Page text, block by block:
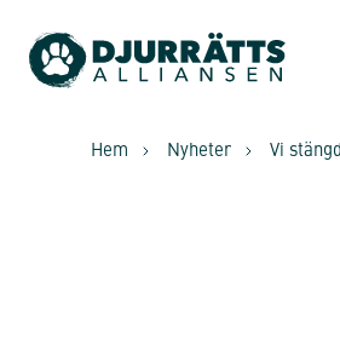
Hem Nyheter